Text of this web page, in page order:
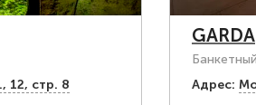
12, стр. 8
GARDA
Адрес: